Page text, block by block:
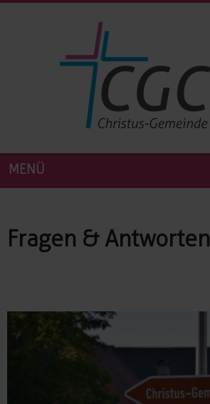
MENÜ
Fragen & Antworten